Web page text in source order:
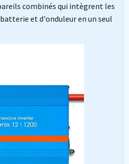
combinés qui intègrent les
et d'onduleur en un seul